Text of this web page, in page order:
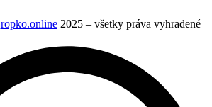
ropko.online2025 – všetky práva vyhradené